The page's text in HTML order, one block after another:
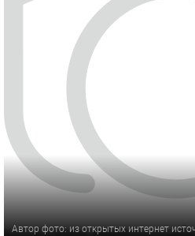
Автор фото: из открытых интернет